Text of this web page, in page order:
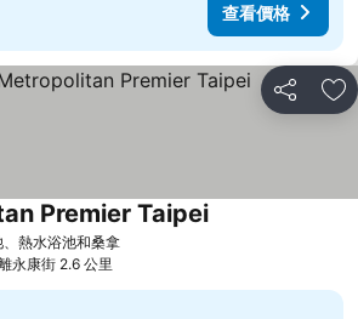
查看價格
分享 放
熱水浴池和桑拿
Premier Taipei
永康街 2.6 公里